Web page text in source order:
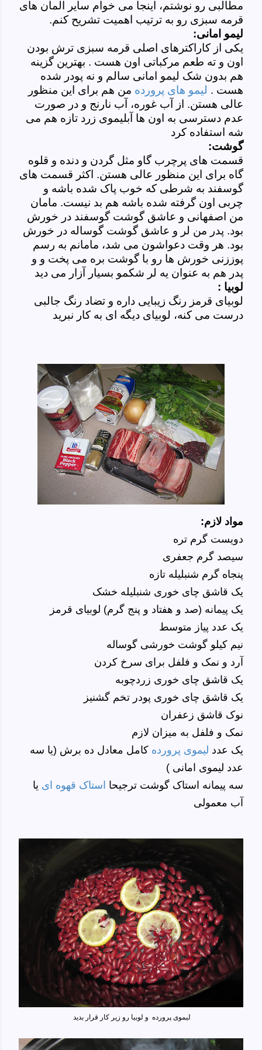
مطالبی رو نوشتم، اینجا می خوام سایر المان های
قرمه سبزی رو به ترتیب اهمیت تشریح کنم.
لیمو امانی:
یکی از کاراکترهای اصلی قرمه سبزی ترش بودن
اون و ته طعم مرکباتی اون هست . بهترین گزینه
هم بدون شک لیمو امانی سالم و نه پودر شده
هست . لیمو های پرورده من هم برای این منظور
عالی هستن. از آب غوره، آب نارنج و در صورت
عدم دسترسی به اون ها آبلیموی زرد تازه هم می
شه استفاده کرد
گوشت:
قسمت های پرچرب گاو مثل گردن و دنده و قلوه
گاه برای این منظور عالی هستن. اکثر قسمت های
گوسفند به شرطی که خوب پاک شده باشه و
چربی اون گرفته شده باشه هم بد نیست. مامان
من اصفهانی و عاشق گوشت گوسفند در خورش
بود. پدر من لر و عاشق گوشت گوساله در خورش
بود. هر وقت دعواشون می شد، مامانم به رسم
پوززنی خورش ها رو با گوشت بره می پخت و و
پدر هم به عنوان یه لر شکمو بسیار آزار می دید
لوبیا :
لوبیای قرمز رنگ زیبایی داره و تضاد رنگ جالبی
درست می کنه، لوبیای دیگه ای به کار نبرید
مواد لازم:
دویست گرم تره
سیصد گرم جعفری
پنجاه گرم شنبلیله تازه
یک قاشق چای خوری شنبلیله خشک
یک پیمانه (صد و هفتاد و پنج گرم) لوبیای قرمز
یک عدد پیاز متوسط
نیم کیلو گوشت خورشی گوساله
آرد و نمک و فلفل برای سرخ کردن
یک قاشق چای خوری زردچوبه
یک قاشق چای خوری پودر تخم گشنیز
نوک قاشق زعفران
نمک و فلفل به میزان لازم
یک عدد لیموی پرورده کامل معادل ده برش (یا سه
عدد لیموی امانی )
سه پیمانه استاک گوشت ترجیحا استاک قهوه ای یا
آب معمولی